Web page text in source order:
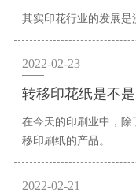
其实印花行业的发展是
2022-02-23
转移印花纸是不
在今天的印刷业中，
移印刷纸的产品。
2022-02-21